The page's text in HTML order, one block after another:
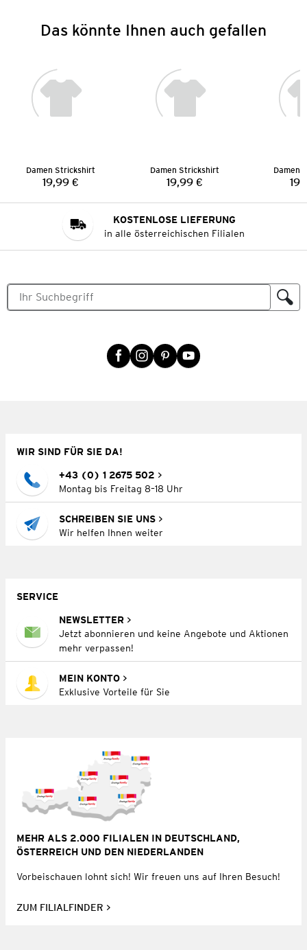
Das könnte Ihnen auch gefallen
Damen Strickshirt
Preis:
19,99 €
Damen Strickshirt
Preis:
19,99 €
Damen
KOSTENLOSE LIEFERUNG
in alle österreichischen Filialen
WIR SIND FÜR SIE DA!
+43 (0) 1 2675 502
Montag bis Freitag 8–18 Uhr
SCHREIBEN SIE UNS
Wir helfen Ihnen weiter
SERVICE
NEWSLETTER
Jetzt abonnieren und keine Angebote und Aktionen
mehr verpassen!
MEIN KONTO
Exklusive Vorteile für Sie
MEHR ALS 2.000 FILIALEN IN DEUTSCHLAND,
ÖSTERREICH UND DEN NIEDERLANDEN
Vorbeischauen lohnt sich! Wir freuen uns auf Ihren Besuch!
ZUM FILIALFINDER